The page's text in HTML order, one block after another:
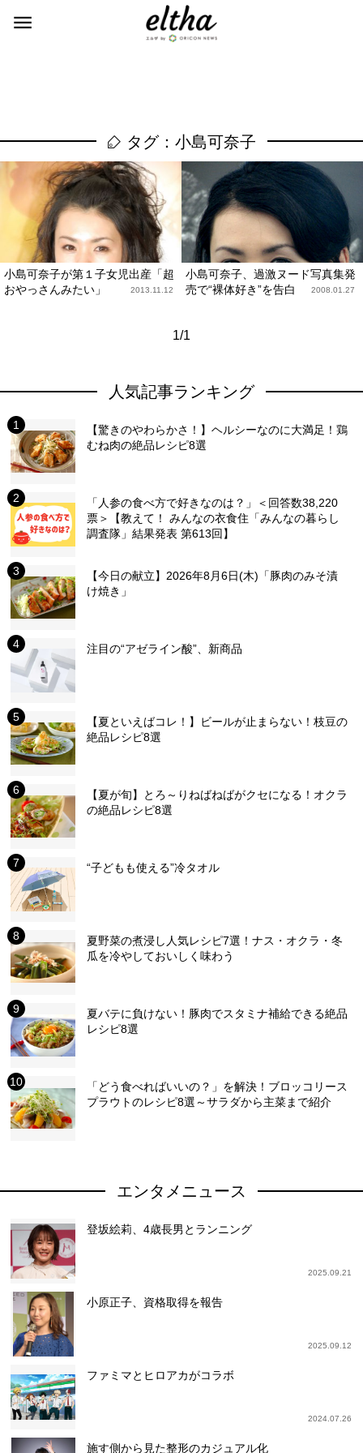
タグ：小島可奈子
小島可奈子が第１子女児出産「超
おやっさんみたい」
2013.11.12
小島可奈子、過激ヌード写真集発
売で“裸体好き”を告白
2008.01.27
1/1
人気記事ランキング
【驚きのやわらかさ！】ヘルシーなのに大満足！鶏
むね肉の絶品レシピ8選
「人参の食べ方で好きなのは？」＜回答数38,220
票＞【教えて！ みんなの衣食住「みんなの暮らし
調査隊」結果発表 第613回】
【今日の献立】2026年8月6日(木)「豚肉のみそ漬
け焼き」
注目の“アゼライン酸”、新商品
【夏といえばコレ！】ビールが止まらない！枝豆の
絶品レシピ8選
【夏が旬】とろ～りねばねばがクセになる！オクラ
の絶品レシピ8選
“子どもも使える”冷タオル
夏野菜の煮浸し人気レシピ7選！ナス・オクラ・冬
瓜を冷やしておいしく味わう
夏バテに負けない！豚肉でスタミナ補給できる絶品
レシピ8選
「どう食べればいいの？」を解決！ブロッコリース
プラウトのレシピ8選～サラダから主菜まで紹介
エンタメニュース
登坂絵莉、4歳長男とランニング
2025.09.21
小原正子、資格取得を報告
2025.09.12
ファミマとヒロアカがコラボ
2024.07.26
施す側から見た整形のカジュアル化